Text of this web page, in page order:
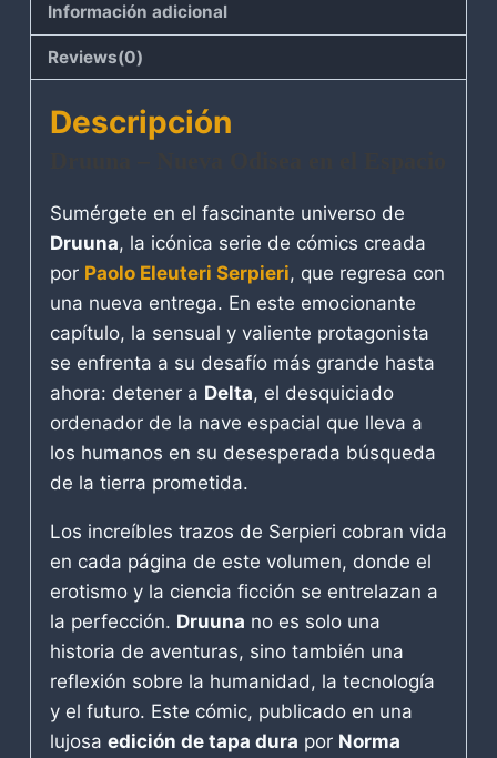
Información adicional
Reviews(0)
Descripción
Sumérgete en el fascinante universo de
Druuna, la icónica serie de cómics creada
por Paolo Eleuteri Serpieri, que regresa con
una nueva entrega. En este emocionante
capítulo, la sensual y valiente protagonista
se enfrenta a su desafío más grande hasta
ahora: detener a Delta, el desquiciado
ordenador de la nave espacial que lleva a
los humanos en su desesperada búsqueda
de la tierra prometida.
Los increíbles trazos de Serpieri cobran vida
en cada página de este volumen, donde el
erotismo y la ciencia ficción se entrelazan a
la perfección. Druuna no es solo una
historia de aventuras, sino también una
reflexión sobre la humanidad, la tecnología
y el futuro. Este cómic, publicado en una
lujosa edición de tapa dura por Norma